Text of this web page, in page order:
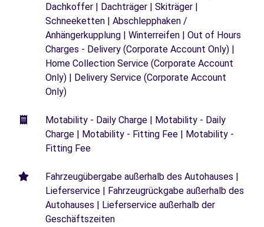
Dachkoffer | Dachträger | Skiträger |
Schneeketten | Abschlepphaken /
Anhängerkupplung | Winterreifen | Out of Hours
Charges - Delivery (Corporate Account Only) |
Home Collection Service (Corporate Account
Only) | Delivery Service (Corporate Account
Only)
Motability - Daily Charge | Motability - Daily
Charge | Motability - Fitting Fee | Motability -
Fitting Fee
Fahrzeugübergabe außerhalb des Autohauses |
Lieferservice | Fahrzeugrückgabe außerhalb des
Autohauses | Lieferservice außerhalb der
Geschäftszeiten